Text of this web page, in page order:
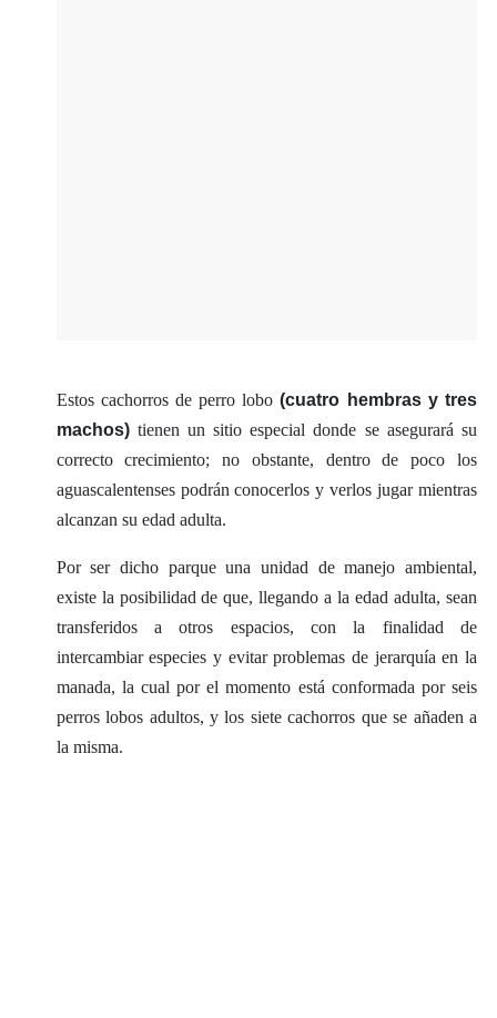
Estos cachorros de perro lobo (cuatro hembras y tres
machos) tienen un sitio especial donde se asegurará su
correcto crecimiento; no obstante, dentro de poco los
aguascalentenses podrán conocerlos y verlos jugar mientras
alcanzan su edad adulta.
Por ser dicho parque una unidad de manejo ambiental,
existe la posibilidad de que, llegando a la edad adulta, sean
transferidos a otros espacios, con la finalidad de
intercambiar especies y evitar problemas de jerarquía en la
manada, la cual por el momento está conformada por seis
perros lobos adultos, y los siete cachorros que se añaden a
la misma.